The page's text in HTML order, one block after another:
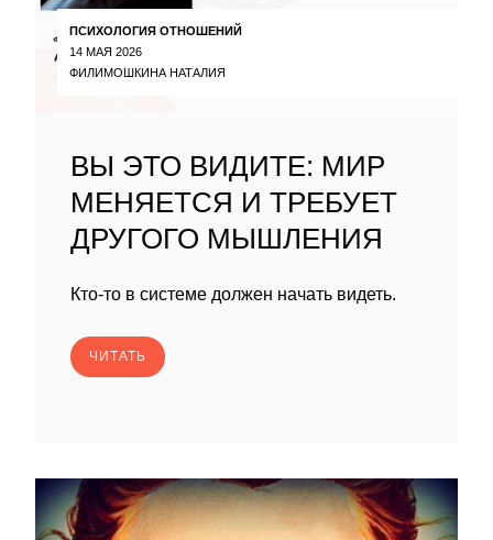
ПСИХОЛОГИЯ ОТНОШЕНИЙ
14 МАЯ 2026
ФИЛИМОШКИНА НАТАЛИЯ
ВЫ ЭТО ВИДИТЕ: МИР
МЕНЯЕТСЯ И ТРЕБУЕТ
ДРУГОГО МЫШЛЕНИЯ
Кто-то в системе должен начать видеть.
ЧИТАТЬ